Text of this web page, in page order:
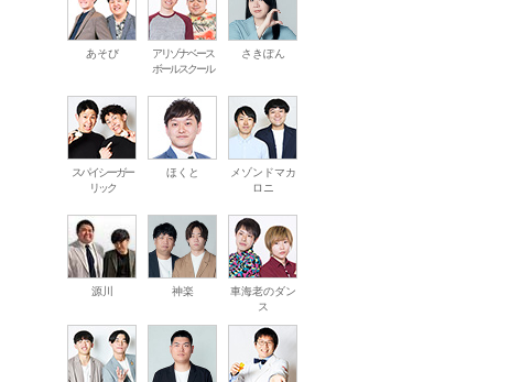
あそび
アリゾナベース
ボールスクール
さきぽん
スパイシーガー
リック
ほくと
メゾンドマカ
ロニ
源川 神楽
車海老のダン
ス